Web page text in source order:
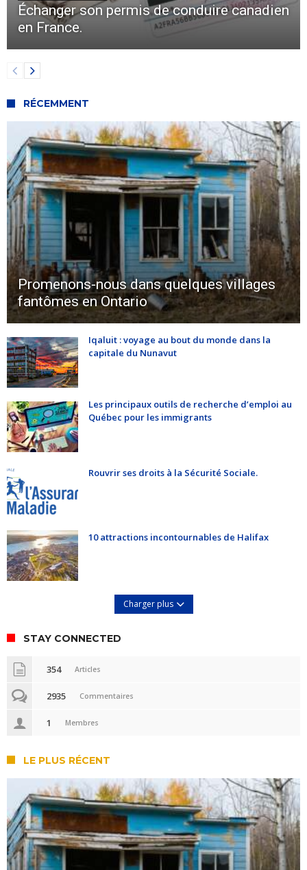
Échanger son permis de conduire canadien
en France.
RÉCEMMENT
Promenons-nous dans quelques villages
fantômes en Ontario
Iqaluit : voyage au bout du monde dans la
capitale du Nunavut
Les principaux outils de recherche d’emploi au
Québec pour les immigrants
Rouvrir ses droits à la Sécurité Sociale.
10 attractions incontournables de Halifax
Charger plus
STAY CONNECTED
354 Articles
2935 Commentaires
1 Membres
LE PLUS RÉCENT